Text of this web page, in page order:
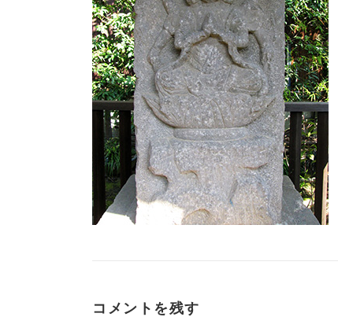
コメントを残す